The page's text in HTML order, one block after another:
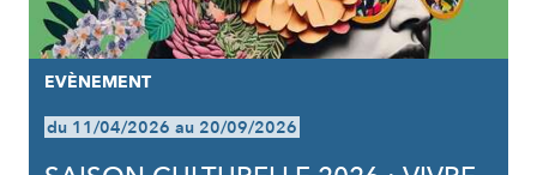
EVÈNEMENT
du 11/04/2026 au 20/09/2026